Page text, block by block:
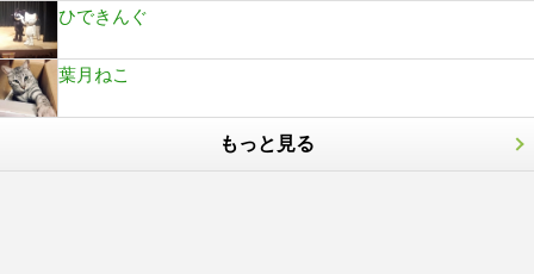
ひできんぐ
葉月ねこ
もっと見る